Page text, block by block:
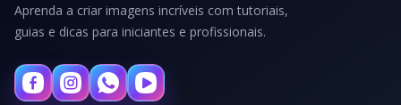
Aprenda a criar imagens incríveis com tutoriais,
guias e dicas para iniciantes e profissionais.